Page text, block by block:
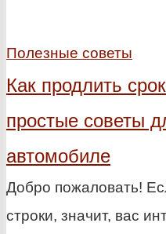
Полезные советы
Как продлить
простые советы
автомобиле
Добро пожаловать!
строки, значит, вас